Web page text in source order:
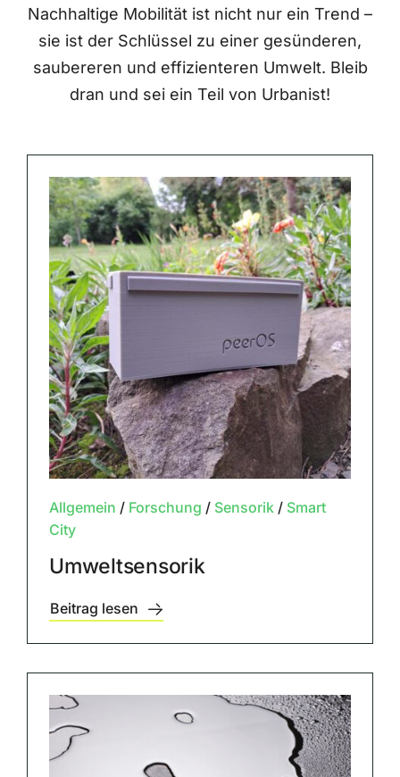
Nachhaltige Mobilität ist nicht nur ein Trend –
sie ist der Schlüssel zu einer gesünderen,
saubereren und effizienteren Umwelt. Bleib
dran und sei ein Teil von Urbanist!
Allgemein / Forschung / Sensorik/ Smart
City
Umweltsensorik
Beitrag lesen